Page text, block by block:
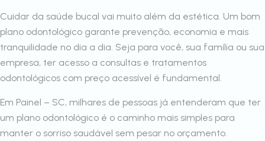
Cuidar da saúde bucal vai muito além da estética. Um bom
plano odontológico garante prevenção, economia e mais
tranquilidade no dia a dia. Seja para você, sua família ou sua
empresa, ter acesso a consultas e tratamentos
odontológicos com preço acessível é fundamental.
Em Painel – SC, milhares de pessoas já entenderam que ter
um plano odontológico é o caminho mais simples para
manter o sorriso saudável sem pesar no orçamento.